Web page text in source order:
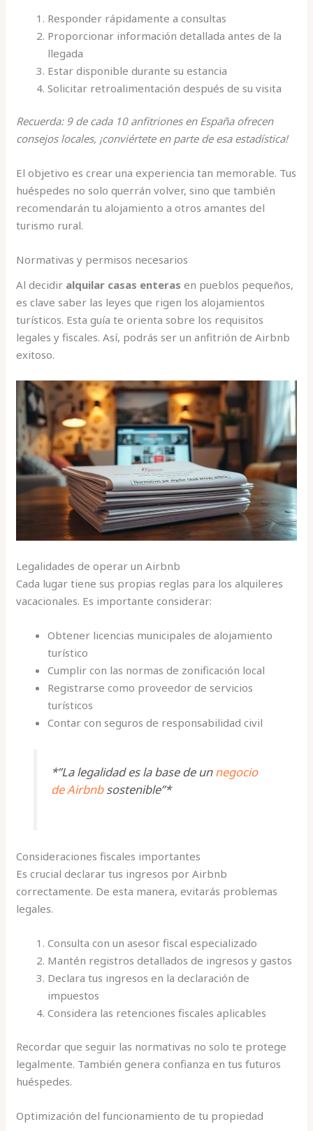
Responder rápidamente a consultas
Proporcionar información detallada antes de la
llegada
Estar disponible durante su estancia
Solicitar retroalimentación después de su visita
Recuerda: 9 de cada 10 anfitriones en España ofrecen
consejos locales, ¡conviértete en parte de esa estadística!
El objetivo es crear una experiencia tan memorable. Tus
huéspedes no solo querrán volver, sino que también
recomendarán tu alojamiento a otros amantes del
turismo rural.
Normativas y permisos necesarios
Al decidir alquilar casas enteras en pueblos pequeños,
es clave saber las leyes que rigen los alojamientos
turísticos. Esta guía te orienta sobre los requisitos
legales y fiscales. Así, podrás ser un anfitrión de Airbnb
exitoso.
Legalidades de operar un Airbnb
Cada lugar tiene sus propias reglas para los alquileres
vacacionales. Es importante considerar:
Obtener licencias municipales de alojamiento
turístico
Cumplir con las normas de zonificación local
Registrarse como proveedor de servicios
turísticos
Contar con seguros de responsabilidad civil
*”La legalidad es la base de unnegocio
de Airbnbsostenible”*
Consideraciones fiscales importantes
Es crucial declarar tus ingresos por Airbnb
correctamente. De esta manera, evitarás problemas
legales.
Consulta con un asesor fiscal especializado
Mantén registros detallados de ingresos y gastos
Declara tus ingresos en la declaración de
impuestos
Considera las retenciones fiscales aplicables
Recordar que seguir las normativas no solo te protege
legalmente. También genera confianza en tus futuros
huéspedes.
Optimización del funcionamiento de tu propiedad